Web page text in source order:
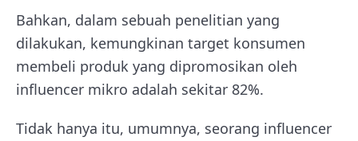
Bahkan, dalam sebuah penelitian yang
dilakukan, kemungkinan target konsumen
membeli produk yang dipromosikan oleh
influencer mikro adalah sekitar 82%.
Tidak hanya itu, umumnya, seorang influencer